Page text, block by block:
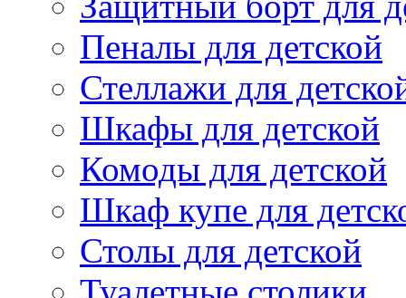
Пеналы для детской
Стеллажи для
Шкафы для детской
Комоды для детской
Шкаф купе для
Столы для детской